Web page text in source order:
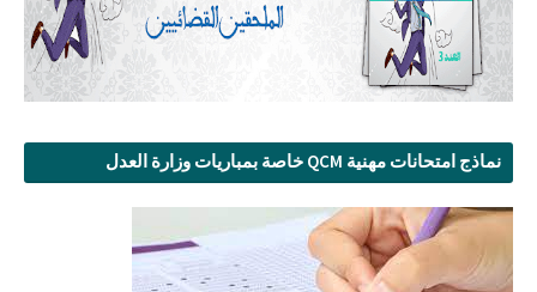
نماذج امتحانات مهنية QCM خاصة بمباريات وزارة العدل